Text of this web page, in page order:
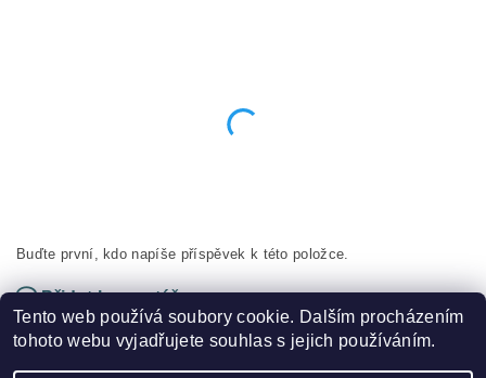
Buďte první, kdo napíše příspěvek k této položce.
Přidat komentář
Tento web používá soubory cookie. Dalším procházením
tohoto webu vyjadřujete souhlas s jejich používáním.